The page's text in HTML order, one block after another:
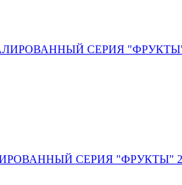
СЕРИЯ "ФРУКТЫ"